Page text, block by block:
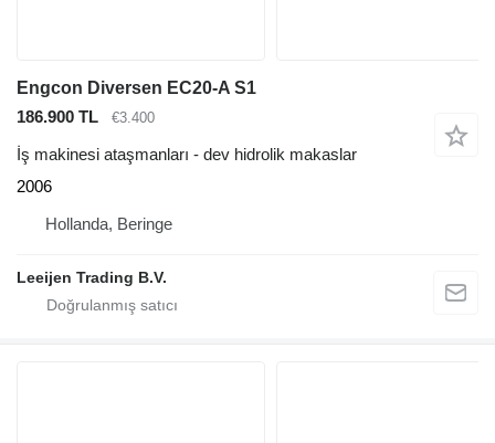
Engcon Diversen EC20-A S1
186.900 TL
€3.400
İş makinesi ataşmanları - dev hidrolik makaslar
2006
Hollanda, Beringe
Leeijen Trading B.V.